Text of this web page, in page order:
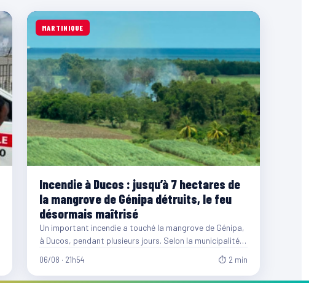
MARTINIQUE
Incendie à Ducos : jusqu’à 7 hectares de
la mangrove de Génipa détruits, le feu
désormais maîtrisé
Un important incendie a touché la mangrove de Génipa,
à Ducos, pendant plusieurs jours. Selon la municipalité,
06/08 · 21h54 ⏱ 2 min